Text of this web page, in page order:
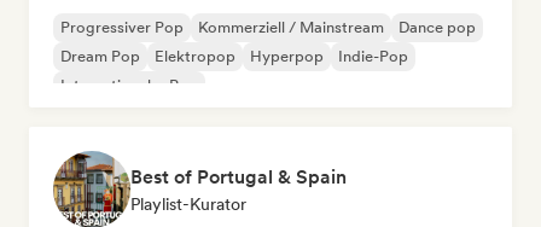
Progressiver Pop Kommerziell / Mainstream
Dance pop
Dream Pop
Elektropop Hyperpop
Indie-Pop
Internationaler Pop
Best of Portugal & Spain
Playlist-Kurator